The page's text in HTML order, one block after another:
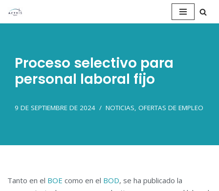
Saltar
Proceso selectivo para
personal laboral fijo
9 DE SEPTIEMBRE DE 2024 NOTICIAS OFERTAS DE EMPLEO
Tanto en el BOE como en el BOD, se ha publicado la